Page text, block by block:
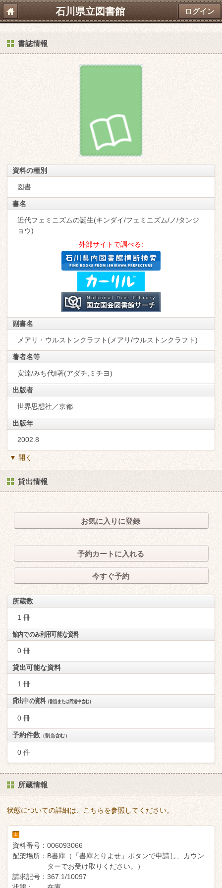
石川県立図書館 ログイン
書誌情報
資料の種別
図書
書名
近代フェミニズムの誕生(キンダイ/フェミニズム/ノ/タンジ
ョウ)
外部サイトで調べる:
副書名
メアリ・ウルストンクラフト(メアリ/ウルストンクラフト)
著者名等
安達/みち代‖著(アダチ,ミチヨ)
出版者
世界思想社／京都
出版年
2002.8
▼ 開く
貸出情報
お気に入りに登録
予約カートに入れる
今すぐ予約
所蔵数
1 冊
館内でのみ利用可能な資料
0 冊
貸出可能な資料
1 冊
貸出中の資料（割当または回送中含む）
0 冊
予約件数 （割当含む）
0 件
所蔵情報
状態についての詳細は、こちらを参照してください。
1
資料番号： 006093066
配架場所： B書庫（「書庫とりよせ」ボタンで申請し、カウン
ターでお受け取りください。）
請求記号： 367.1/10097